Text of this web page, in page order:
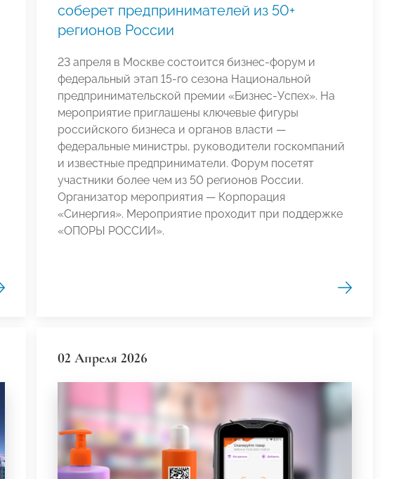
соберет предпринимателей из 50+
регионов России
23 апреля в Москве состоится бизнес-форум и
федеральный этап 15-го сезона Национальной
предпринимательской премии «Бизнес-Успех». На
мероприятие приглашены ключевые фигуры
российского бизнеса и органов власти —
федеральные министры, руководители госкомпаний
и известные предприниматели. Форум посетят
участники более чем из 50 регионов России.
Организатор мероприятия — Корпорация
«Синергия». Мероприятие проходит при поддержке
«ОПОРЫ РОССИИ».
02 Апреля 2026